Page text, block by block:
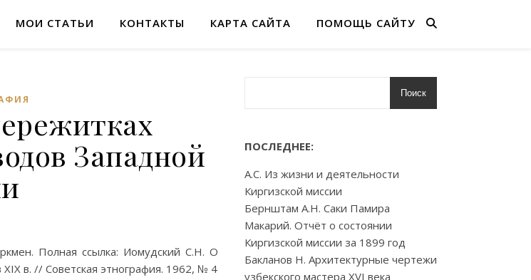
МОИ СТАТЬИ КОНТАКТЫ КАРТА САЙТА ПОМОЩЬ САЙТУ
Западной
Полная ссылка: Иомудский С.Н. О
в. // Советская этнография. 1962, № 4
Поиск
ПОСЛЕДНЕЕ:
А.С. Из жизни и деятельности
Киргизской миссии
Бернштам А.Н. Саки Памира
Макарий. Отчёт о состоянии
Киргизской миссии за 1899 год
Бакланов Н. Архитектурные чертежи
узбекского мастера XVI века